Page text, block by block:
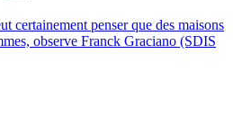
certainement penser que des maisons
observe Franck Graciano (SDIS